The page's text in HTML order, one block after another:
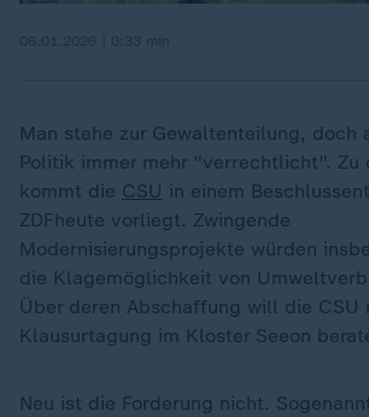
Man stehe zur Gewaltenteilung, doch
Politik immer mehr "verrechtlicht". Zu
kommt die CSU in einem
ZDFheute vorliegt. Zwingende
Modernisierungsprojekte würden
die Klagemöglichkeit von
Über deren Abschaffung will die CSU
Klausurtagung im Kloster Seeon
Neu ist die Forderung nicht.